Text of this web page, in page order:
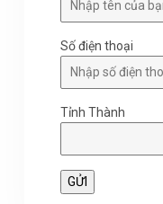
Số điện thoại
Tỉnh Thành